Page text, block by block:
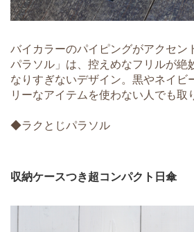
バイカラーのパイピングがアクセン
パラソル」は、控えめなフリルが絶
なりすぎないデザイン。黒やネイビ
リーなアイテムを使わない人でも取
◆ラクとじパラソル
収納ケースつき超コンパクト日傘